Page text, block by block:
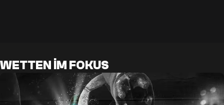
WETTEN IM FOKUS